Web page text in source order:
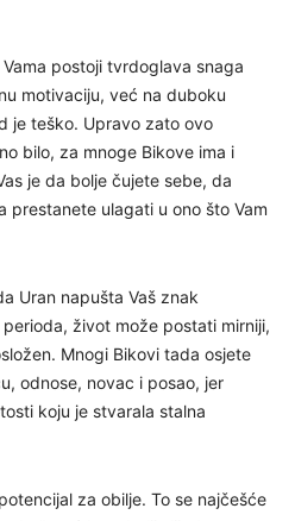
postoji tvrdoglava snaga
motivaciju, već na duboku
je teško. Upravo zato ovo
bilo, za mnoge Bikove ima i
je da bolje čujete sebe, da
prestanete ulagati u ono što Vam
Uran napušta Vaš znak
život može postati mirniji,
Mnogi Bikovi tada osjete
odnose, novac i posao, jer
koju je stvarala stalna
za obilje. To se najčešće